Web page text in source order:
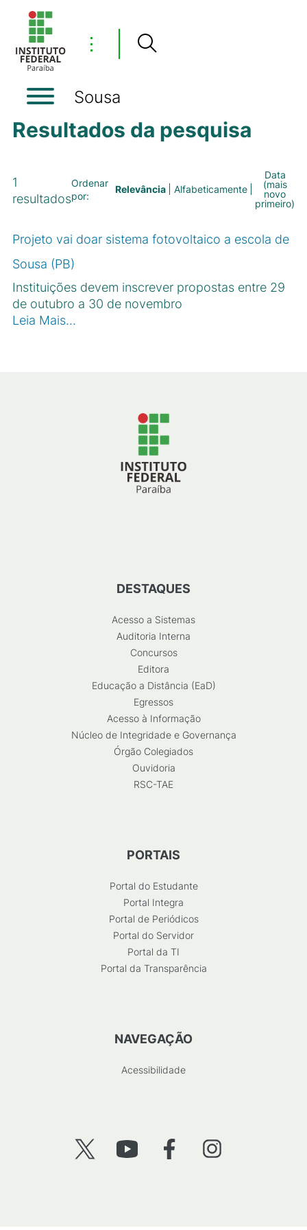
⋮
Sousa
Resultados da pesquisa
1
resultados
Ordenar
por:
Relevância Alfabeticamente
Data
(mais
novo
primeiro)
Projeto vai doar sistema fotovoltaico a escola de
Sousa (PB)
Instituições devem inscrever propostas entre 29
de outubro a 30 de novembro
Leia Mais…
DESTAQUES
Acesso a Sistemas
Auditoria Interna
Concursos
Editora
Educação a Distância (EaD)
Egressos
Acesso à Informação
Núcleo de Integridade e Governança
Órgão Colegiados
Ouvidoria
RSC-TAE
PORTAIS
Portal do Estudante
Portal Integra
Portal de Periódicos
Portal do Servidor
Portal da TI
Portal da Transparência
NAVEGAÇÃO
Acessibilidade